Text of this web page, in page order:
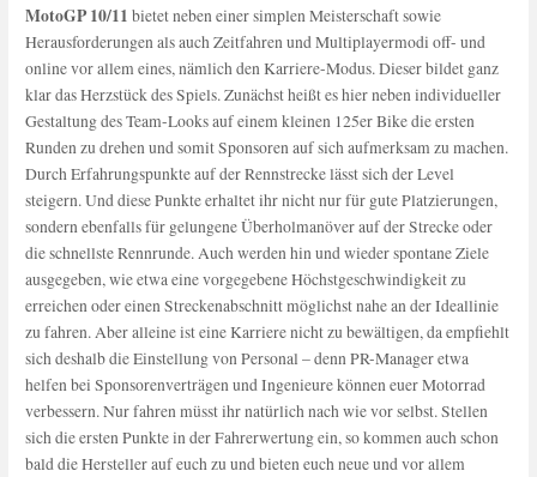
MotoGP 10/11 bietet neben einer simplen Meisterschaft sowie
Herausforderungen als auch Zeitfahren und Multiplayermodi off- und
online vor allem eines, nämlich den Karriere-Modus. Dieser bildet ganz
klar das Herzstück des Spiels. Zunächst heißt es hier neben individueller
Gestaltung des Team-Looks auf einem kleinen 125er Bike die ersten
Runden zu drehen und somit Sponsoren auf sich aufmerksam zu machen.
Durch Erfahrungspunkte auf der Rennstrecke lässt sich der Level
steigern. Und diese Punkte erhaltet ihr nicht nur für gute Platzierungen,
sondern ebenfalls für gelungene Überholmanöver auf der Strecke oder
die schnellste Rennrunde. Auch werden hin und wieder spontane Ziele
ausgegeben, wie etwa eine vorgegebene Höchstgeschwindigkeit zu
erreichen oder einen Streckenabschnitt möglichst nahe an der Ideallinie
zu fahren. Aber alleine ist eine Karriere nicht zu bewältigen, da empfiehlt
sich deshalb die Einstellung von Personal – denn PR-Manager etwa
helfen bei Sponsorenverträgen und Ingenieure können euer Motorrad
verbessern. Nur fahren müsst ihr natürlich nach wie vor selbst. Stellen
sich die ersten Punkte in der Fahrerwertung ein, so kommen auch schon
bald die Hersteller auf euch zu und bieten euch neue und vor allem